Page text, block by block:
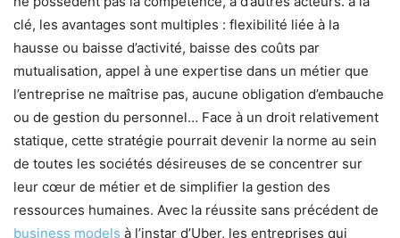
clé, les avantages sont multiples : flexibilité liée à la
hausse ou baisse d’activité, baisse des coûts par
mutualisation, appel à une expertise dans un métier que
l’entreprise ne maîtrise pas, aucune obligation d’embauche
ou de gestion du personnel… Face à un droit relativement
statique, cette stratégie pourrait devenir la norme au sein
de toutes les sociétés désireuses de se concentrer sur
leur cœur de métier et de simplifier la gestion des
ressources humaines. Avec la réussite sans précédent de
business models à l’instar d’Uber, les entreprises qui